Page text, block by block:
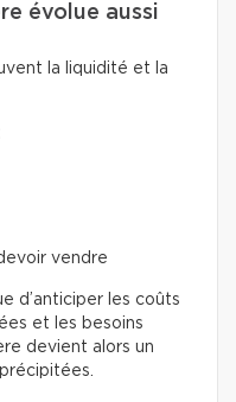
évolue aussi
la liquidité et la
vendre
d’anticiper les coûts
et les besoins
devient alors un